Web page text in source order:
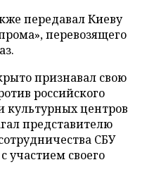
передавал Киеву
перевозящего
признавал свою
российского
культурных центров
представителю
СБУ
участием своего